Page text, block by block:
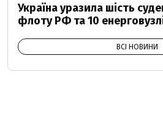
Україна уразила шість
флоту РФ та 10
ВСІ НОВИНИ